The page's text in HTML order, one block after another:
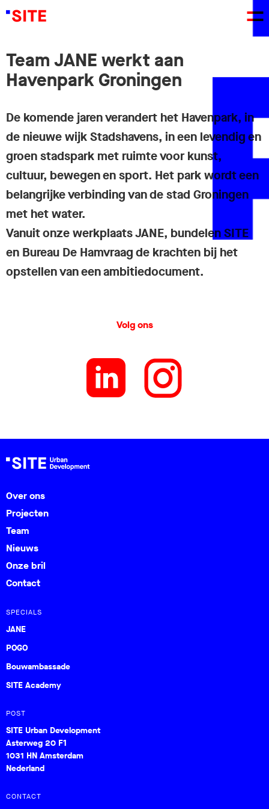
Team JANE werkt aan
Havenpark Groningen
De komende jaren verandert het Havenpark, in
de nieuwe wijk Stadshavens, in een levendig en
groen stadspark met ruimte voor kunst,
cultuur, bewegen en sport. Het park wordt een
belangrijke verbinding van de stad Groningen
met het water.
Vanuit onze werkplaats JANE, bundelen SITE
en Bureau De Hamvraag de krachten bij het
opstellen van een ambitiedocument.
Volg ons
Over ons
Projecten
Team
Nieuws
Onze bril
Contact
SPECIALS
JANE
POGO
Bouwambassade
SITE Academy
POST
SITE Urban Development
Asterweg 20 F1
1031 HN Amsterdam
Nederland
CONTACT